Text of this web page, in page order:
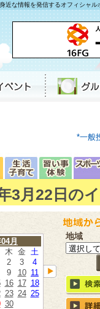
近な情報を発信するオフィシャル
*一般
3月22日の
月
木 金 土
2 3
4
9 10 11
16 17 18
23 24 25
30
地域